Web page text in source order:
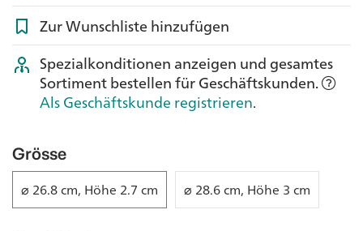
Zur Wunschliste hinzufügen
Spezialkonditionen anzeigen und gesamtes
Sortiment bestellen für Geschäftskunden.
Als Geschäftskunde registrieren.
Grösse
⌀ 26.8 cm, Höhe 2.7 cm ⌀ 28.6 cm, Höhe 3 cm